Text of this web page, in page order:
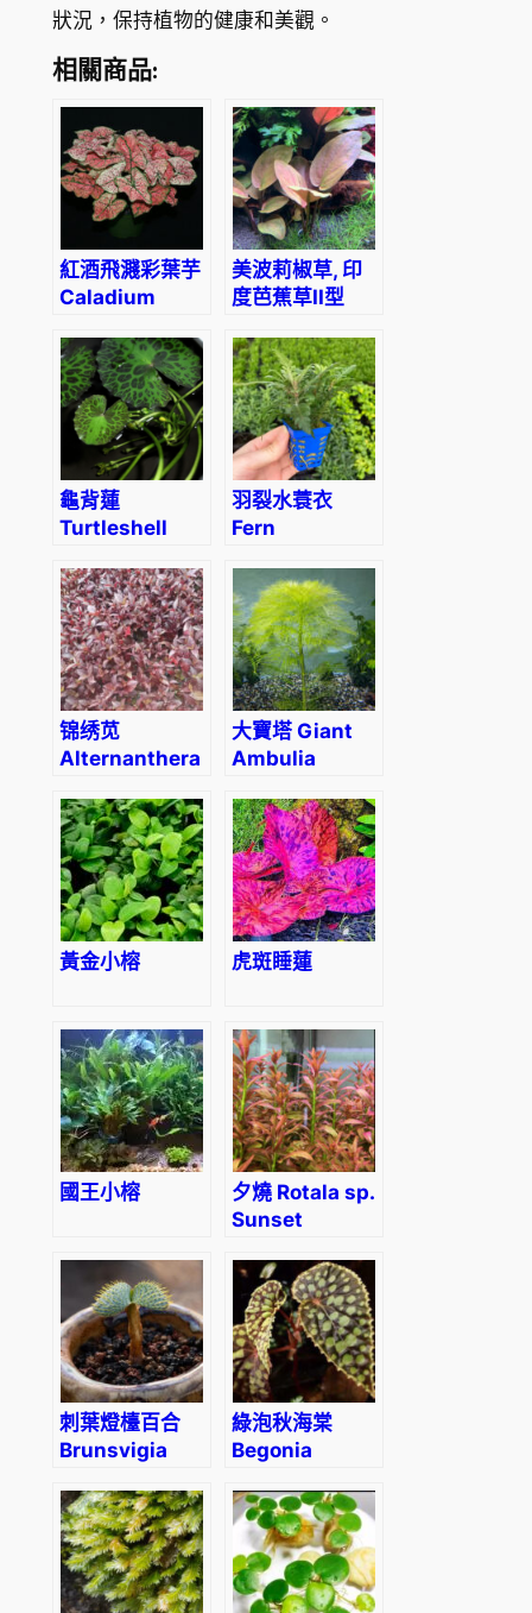
狀況，保持植物的健康和美觀。
相關商品:
紅酒飛濺彩葉芋
Caladium
wine’
(Caladium
bicolor)
美波莉椒草, 印
度芭蕉草II型
meeboldii
‘Red’
龜背蓮
Turtleshell
(Nymphoides
peltatum)
羽裂水蓑衣
Fern
(Hygrophila
pinnatifida)
锦绣苋
Alternanthera
大寶塔 Giant
Ambulia
aquatica)
黃金小榕 虎斑睡蓮
國王小榕
夕燒 Rotala sp.
Sunset
刺葉燈檯百合
Brunsvigia
綠泡秋海棠
Begonia
Red Form